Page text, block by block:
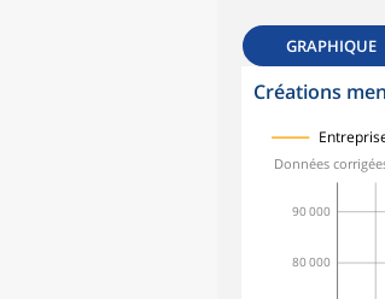
GRAPHIQUE
Créations
80 000
90 000
Données